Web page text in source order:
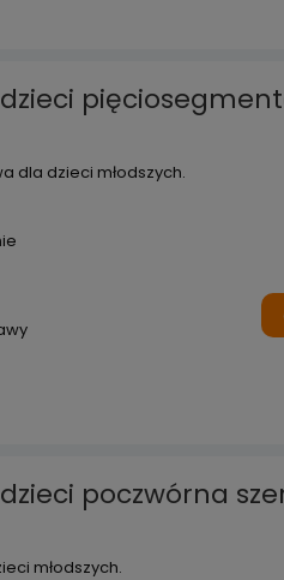
dla dzieci młodszych.
poczwórna
młodszych.